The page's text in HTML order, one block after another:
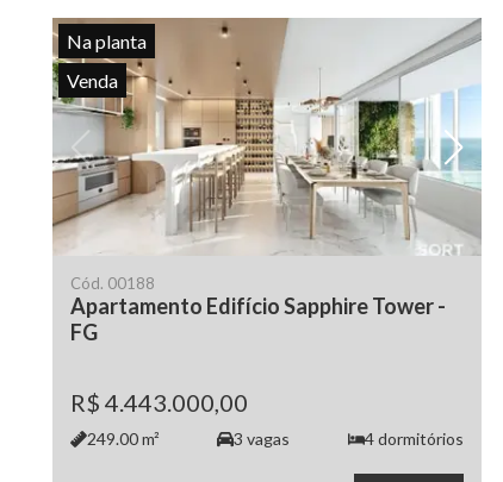
Na planta
Venda
Cód. 00188
Apartamento Edifício Sapphire Tower -
FG
R$ 4.443.000,00
249.00m² 3 vagas 4dormitórios